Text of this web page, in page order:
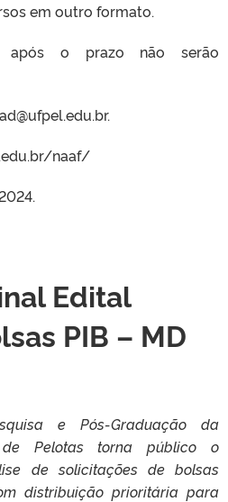
em outro formato.
após o prazo não serão
naaf/
Edital
PIB – MD
e Pós-Graduação da
de Pelotas torna público o
de solicitações de bolsas
distribuição prioritária para